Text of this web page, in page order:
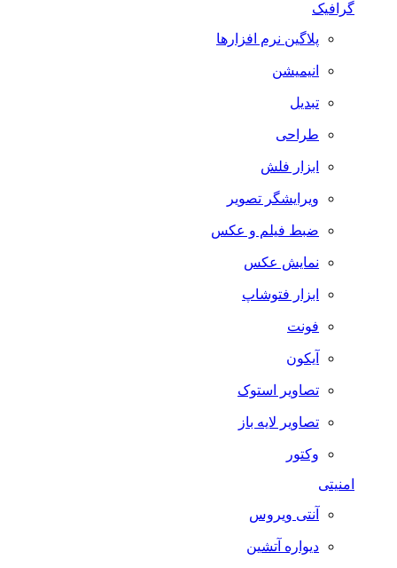
گرافیک
پلاگین نرم افزارها
انیمیشن
تبدیل
طراحی
ابزار فلش
ویرایشگر تصویر
ضبط فيلم و عكس
نمایش عکس
ابزار فتوشاپ
فونت
آیکون
تصاویر استوک
تصاویر لایه باز
وکتور
امنیتی
آنتی ویروس
دیواره آتشین